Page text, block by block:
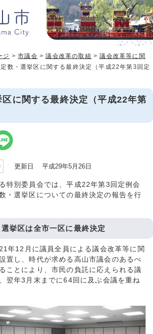
ジ >市議会 >議会改革の取組 >議会改革等に関
数・選挙区に関する最終決定（平成22年第3回定
に関する最終決定（平成22年第
更新日 平成29年5月26日
特別委員会では、平成22年第3回定例会
・選挙区についての最終決定の報告を行
挙区は全市一区に最終決定
年12月に議員全員による議会改革等に関
置し、時代が求める高山市議会のあるべ
ことにより、市民の負託に応えられる議
翌年3月末までに64回に及ぶ会議を重ね